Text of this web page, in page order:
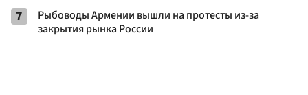
7
Рыбоводы Армении вышли на протесты из-за
закрытия рынка России